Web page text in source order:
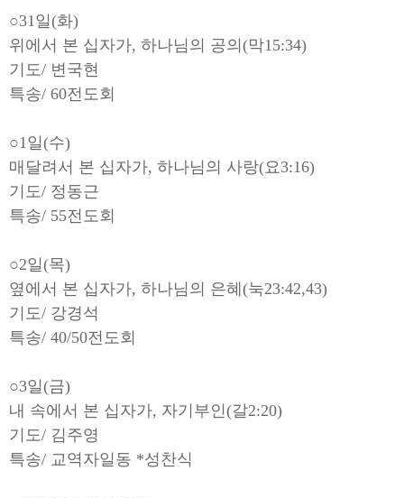
○31일(화)
위에서 본 십자가, 하나님의 공의(막15:34)
기도/ 변국현
특송/ 60전도회
○1일(수)
매달려서 본 십자가, 하나님의 사랑(요3:16)
기도/ 정동근
특송/ 55전도회
○2일(목)
옆에서 본 십자가, 하나님의 은혜(눅23:42,43)
기도/ 강경석
특송/ 40/50전도회
○3일(금)
내 속에서 본 십자가, 자기부인(갈2:20)
기도/ 김주영
특송/ 교역자일동 *성찬식